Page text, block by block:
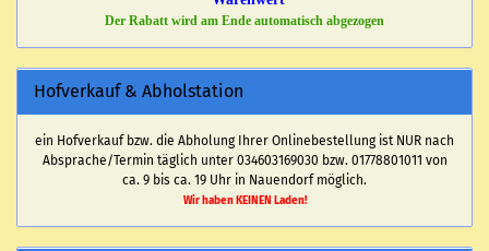
Der Rabatt wird am Ende automatisch abgezogen
Hofverkauf & Abholstation
ein Hofverkauf bzw. die Abholung Ihrer Onlinebestellung ist NUR nach
Absprache/Termin täglich unter 034603169030 bzw. 01778801011 von
ca. 9 bis ca. 19 Uhr in Nauendorf möglich.
Wir haben KEINEN Laden!